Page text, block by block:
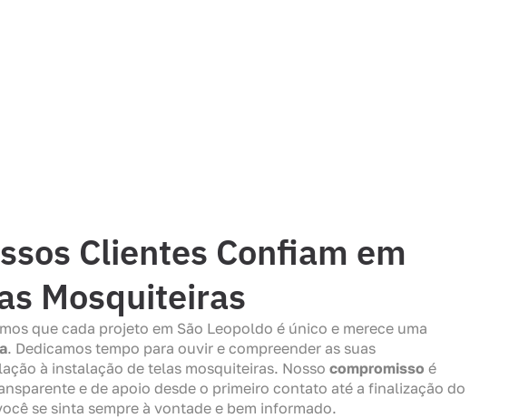
Clientes Confiam em
Mosquiteiras
que cada projeto em São Leopoldo é único e merece uma
. Dedicamos tempo para ouvir e compreender as suas
à instalação de telas mosquiteiras. Nosso compromisso é
e de apoio desde o primeiro contato até a finalização do
se sinta sempre à vontade e bem informado.